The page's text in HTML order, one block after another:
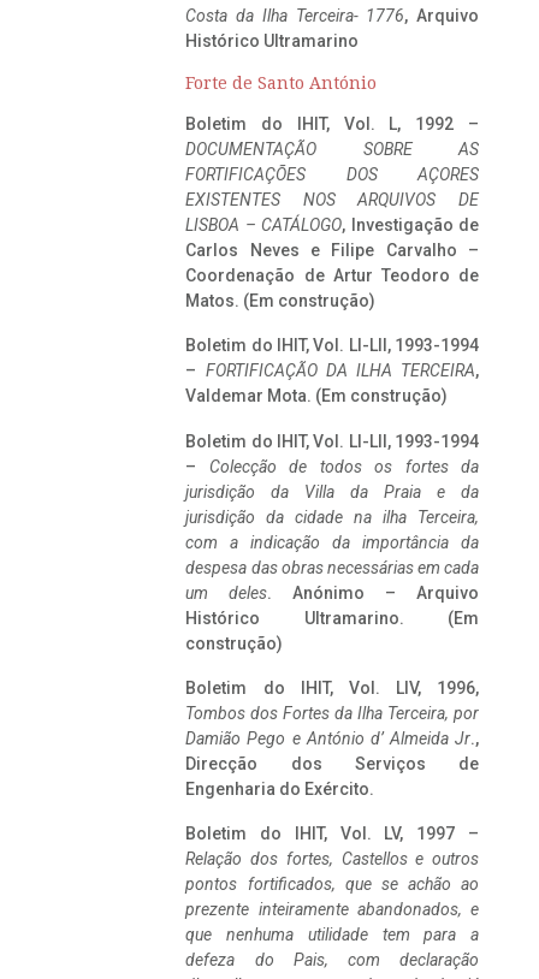
Costa da Ilha Terceira- 1776, Arquivo
Histórico Ultramarino
Forte de Santo António
Boletim do IHIT, Vol. L, 1992 –
DOCUMENTAÇÃO SOBRE AS
FORTIFICAÇÕES DOS AÇORES
EXISTENTES NOS ARQUIVOS DE
LISBOA – CATÁLOGO, Investigação de
Carlos Neves e Filipe Carvalho –
Coordenação de Artur Teodoro de
Matos. (Em construção)
Boletim do IHIT, Vol. LI-LII, 1993-1994
– FORTIFICAÇÃO DA ILHA TERCEIRA,
Valdemar Mota. (Em construção)
Boletim do IHIT, Vol. LI-LII, 1993-1994
– Colecção de todos os fortes da
jurisdição da Villa da Praia e da
jurisdição da cidade na ilha Terceira,
com a indicação da importância da
despesa das obras necessárias em cada
um deles. Anónimo – Arquivo
Histórico Ultramarino. (Em
construção)
Boletim do IHIT, Vol. LIV, 1996,
Tombos dos Fortes da Ilha Terceira, por
Damião Pego e António d’ Almeida Jr.,
Direcção dos Serviços de
Engenharia do Exército.
Boletim do IHIT, Vol. LV, 1997 –
Relação dos fortes, Castellos e outros
pontos fortificados, que se achão ao
prezente inteiramente abandonados, e
que nenhuma utilidade tem para a
defeza do Pais, com declaração